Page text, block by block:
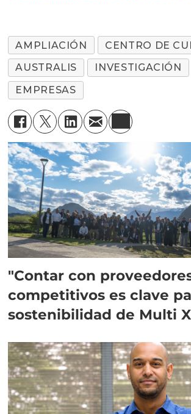
AMPLIACIÓN
CENTRO DE
AUSTRALIS
INVESTIGACIÓN
EMPRESAS
"Contar con
competitivos es clave
sostenibilidad de Multi